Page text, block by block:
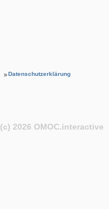
Datenschutzerklärung
(c) 2026 OMOC.interactive